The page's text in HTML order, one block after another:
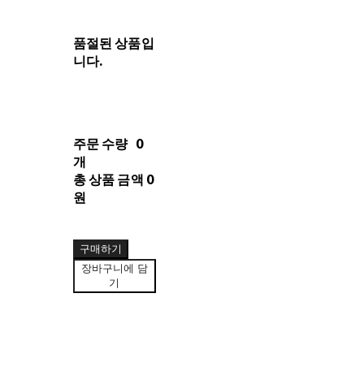
품절된 상품입
니다.
주문 수량 0
개
총 상품 금액 0
원
구매하기
장바구니에 담
기